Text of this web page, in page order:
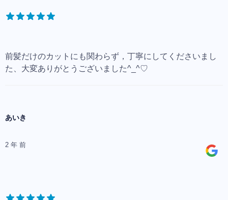
前髪だけのカットにも関わらず，丁寧にしてくださいまし
た、大変ありがとうございました^_^♡
あいき
2 年 前